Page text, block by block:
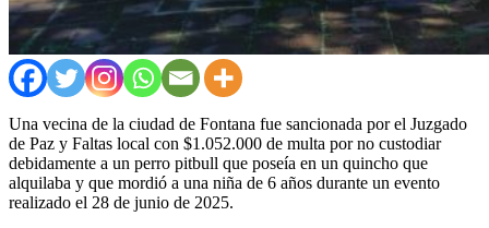
Una vecina de la ciudad de Fontana fue sancionada por el Juzgado
de Paz y Faltas local con $1.052.000 de multa por no custodiar
debidamente a un perro pitbull que poseía en un quincho que
alquilaba y que mordió a una niña de 6 años durante un evento
realizado el 28 de junio de 2025.